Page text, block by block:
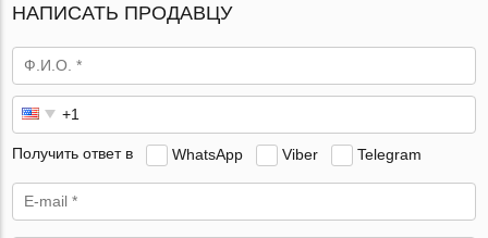
НАПИСАТЬ ПРОДАВЦУ
Получить ответ в WhatsApp Viber Telegram